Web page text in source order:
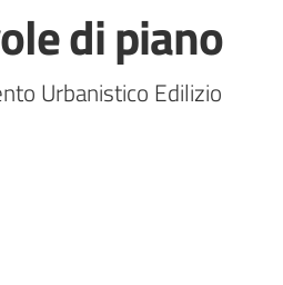
di piano
Urbanistico Edilizio